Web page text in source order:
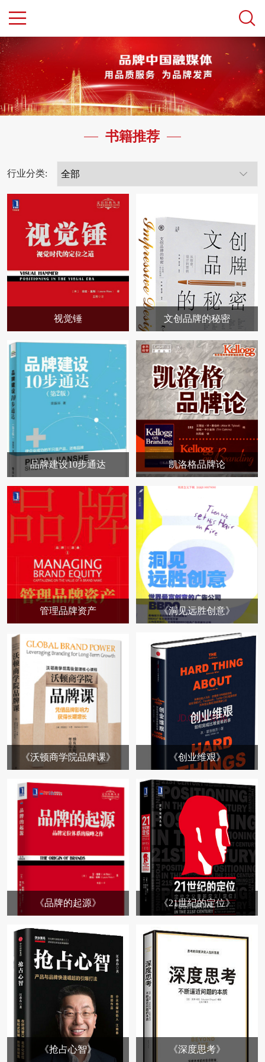
书籍推荐
行业分类:
视觉锤 文创品牌的秘密
品牌建设10步通达 凯洛格品牌论
管理品牌资产 《洞见远胜创意》
《沃顿商学院品牌课》 《创业维艰》
《品牌的起源》 《21世纪的定位》
《抢占心智》 《深度思考》